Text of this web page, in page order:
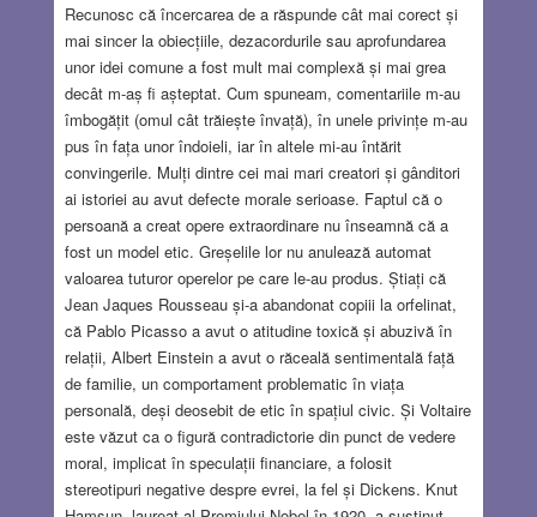
Recunosc că încercarea de a răspunde cât mai corect și
mai sincer la obiecțiile, dezacordurile sau aprofundarea
unor idei comune a fost mult mai complexă și mai grea
decât m-aș fi așteptat. Cum spuneam, comentariile m-au
îmbogățit (omul cât trăiește învață), în unele privințe m-au
pus în fața unor îndoieli, iar în altele mi-au întărit
convingerile. Mulți dintre cei mai mari creatori și gânditori
ai istoriei au avut defecte morale serioase. Faptul că o
persoană a creat opere extraordinare nu înseamnă că a
fost un model etic. Greșelile lor nu anulează automat
valoarea tuturor operelor pe care le-au produs. Știați că
Jean Jaques Rousseau și-a abandonat copiii la orfelinat,
că Pablo Picasso a avut o atitudine toxică și abuzivă în
relații, Albert Einstein a avut o răceală sentimentală față
de familie, un comportament problematic în viața
personală, deși deosebit de etic în spațiul civic. Și Voltaire
este văzut ca o figură contradictorie din punct de vedere
moral, implicat în speculații financiare, a folosit
stereotipuri negative despre evrei, la fel și Dickens. Knut